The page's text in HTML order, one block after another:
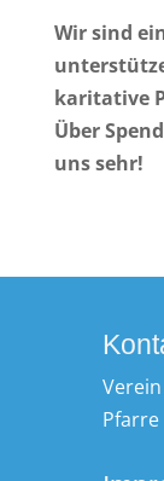
Wir sind
karitative
Über
uns sehr!
Verein